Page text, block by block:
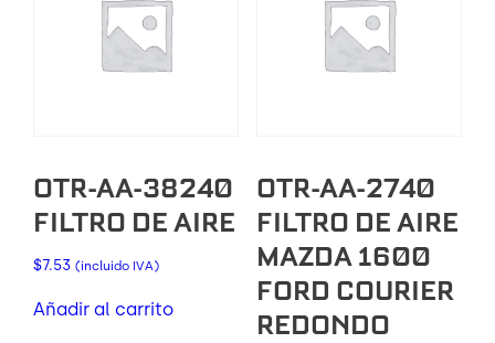
OTR-AA-38240
FILTRO DE AIRE
$7.53 (incluido IVA)
Añadir al carrito
OTR-AA-2740
FILTRO DE AIRE
MAZDA 1600
FORD COURIER
REDONDO